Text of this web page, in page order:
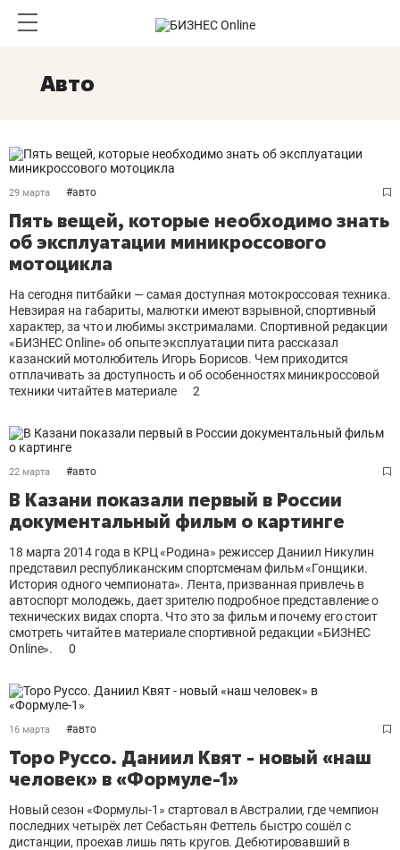
Авто
29 марта #авто
Пять вещей, которые необходимо знать
об эксплуатации миникроссового
мотоцикла
На сегодня питбайки — самая доступная мотокроссовая техника.
Невзирая на габариты, малютки имеют взрывной, спортивный
характер, за что и любимы экстрималами. Спортивной редакции
«БИЗНЕС Online» об опыте эксплуатации пита рассказал
казанский мотолюбитель Игорь Борисов. Чем приходится
отплачивать за доступность и об особенностях миникроссовой
техники читайте в материале
2
22 марта #авто
В Казани показали первый в России
документальный фильм о картинге
18 марта 2014 года в КРЦ «Родина» режиссер Даниил Никулин
представил республиканским спортсменам фильм «Гонщики.
История одного чемпионата». Лента, призванная привлечь в
автоспорт молодежь, дает зрителю подробное представление о
технических видах спорта. Что это за фильм и почему его стоит
смотреть читайте в материале спортивной редакции «БИЗНЕС
Online».
0
16 марта #авто
Торо Руссо. Даниил Квят - новый «наш
человек» в «Формуле-1»
Новый сезон «Формулы-1» стартовал в Австралии, где чемпион
последних четырёх лет Себастьян Феттель быстро сошёл с
дистанции, проехав лишь пять кругов. Дебютировавший в